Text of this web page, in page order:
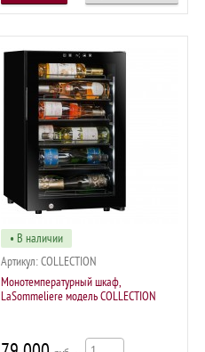
• В наличии
Артикул: COLLECTION
Монотемпературный шкаф,
LaSommeliere модель COLLECTION